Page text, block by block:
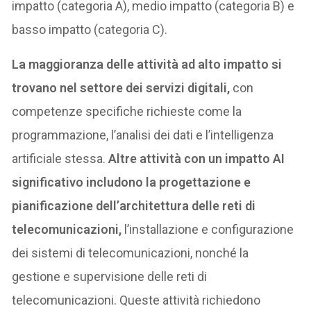
impatto (categoria A), medio impatto (categoria B) e
basso impatto (categoria C).
La maggioranza delle attività ad alto impatto si
trovano nel settore dei servizi digitali, con
competenze specifiche richieste come la
programmazione, l’analisi dei dati e l’intelligenza
artificiale stessa.Altre attività con un impatto AI
significativo includono la progettazione e
pianificazione dell’architettura delle reti di
telecomunicazioni, l’installazione e configurazione
dei sistemi di telecomunicazioni, nonché la
gestione e supervisione delle reti di
telecomunicazioni. Queste attività richiedono